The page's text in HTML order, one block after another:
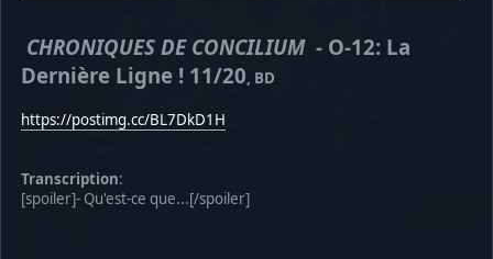
CHRONIQUES DE CONCILIUM - O-12: La
Dernière Ligne ! 11/20, BD
https://postimg.cc/BL7DkD1H
Transcription:
[spoiler]- Qu'est-ce que...[/spoiler]